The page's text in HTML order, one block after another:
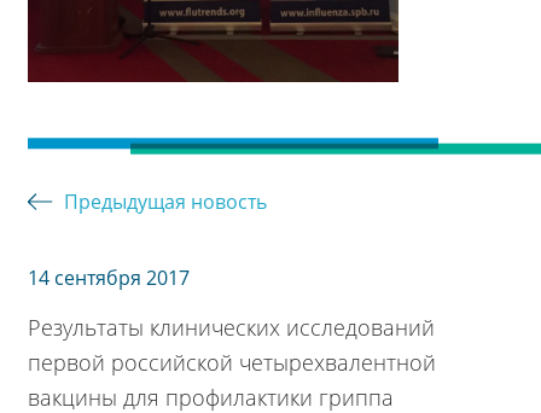
Предыдущая новость
14 сентября 2017
Результаты клинических исследований
первой российской четырехвалентной
вакцины для профилактики гриппа